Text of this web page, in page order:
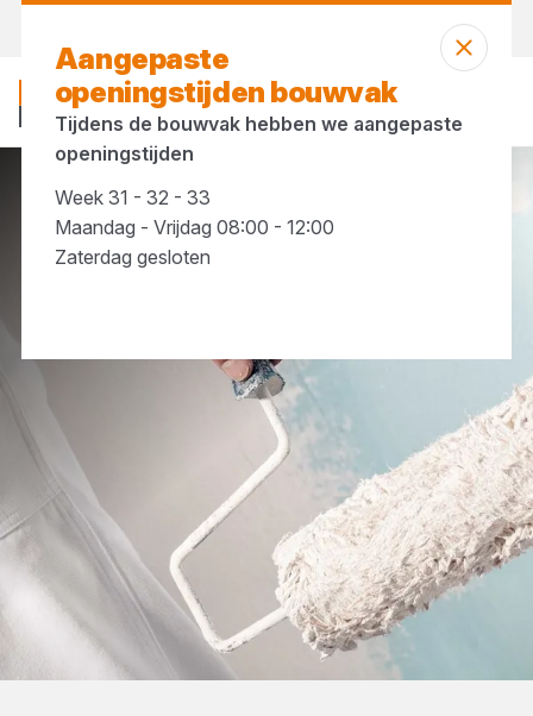
Verf & toebehoren
Aangepaste
openingstijden bouwvak
Tijdens de bouwvak hebben we aangepaste
openingstijden
Week 31 - 32 - 33
Maandag - Vrijdag 08:00 - 12:00
Zaterdag gesloten